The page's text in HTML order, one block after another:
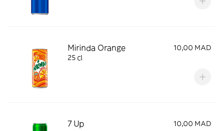
Mirinda Orange
10,00 MAD
25 cl
7 Up
10,00 MAD